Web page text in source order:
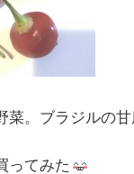
菜。ブラジルの
ってみた